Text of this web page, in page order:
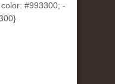
#993300; -